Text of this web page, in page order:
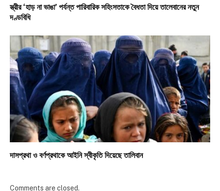
স্ত্রীর ‘হাড় না ভাঙা’ পর্যন্ত পারিবারিক সহিংসতাকে বৈধতা দিয়ে তালেবানের নতুন
দণ্ডবিধি
দাসপ্রথা ও বর্ণপ্রথাকে আইনি স্বীকৃতি দিয়েছে তালিবান
Comments are closed.